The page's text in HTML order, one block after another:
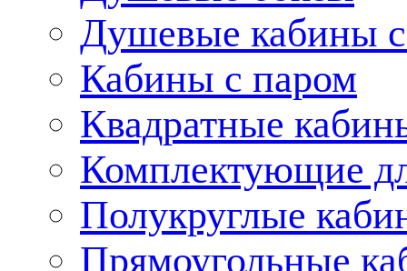
Душевые кабины
Кабины с паром
Квадратные
Комплектующие
Полукруглые
Прямоугольные